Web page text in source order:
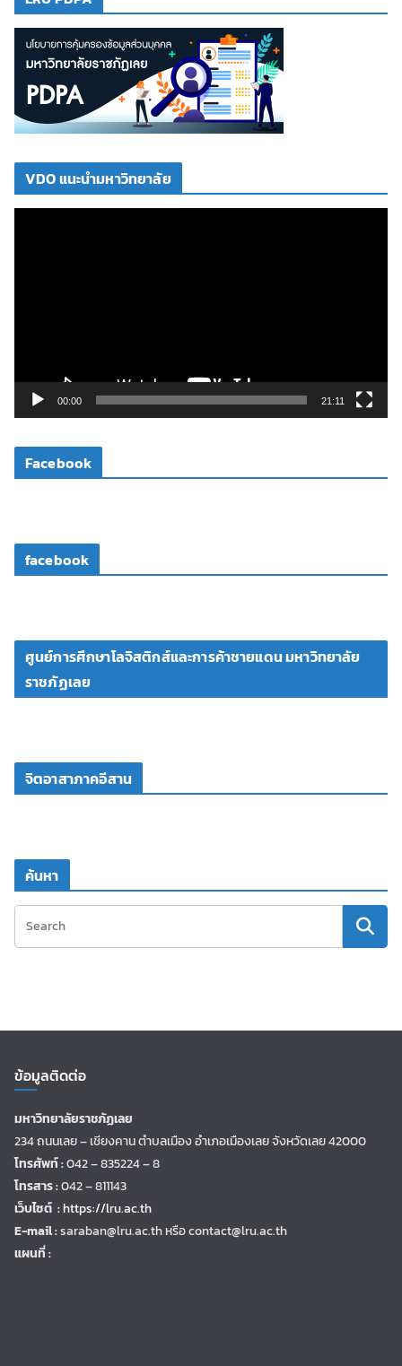
VDO แนะนำมหาวิทยาลัย
ดี
โ
00:00 21:11
Facebook
facebook
ศูนย์การศึกษาโลจิสติกส์และการค้าชายแดน มหาวิทยาลัย
ราชภัฏเลย
จิตอาสาภาคอีสาน
ค้นหา
ข้อมูลติดต่อ
มหาวิทยาลัยราชภัฏเลย
234 ถนนเลย – เชียงคาน ตำบลเมือง อำเภอเมืองเลย จังหวัดเลย 42000
โทรศัพท์ :042 – 835224 – 8
โทรสาร :042 – 811143
เว็บไซต์ :https://lru.ac.th
E-mail :saraban@lru.ac.thหรือ contact@lru.ac.th
แผนที่ :